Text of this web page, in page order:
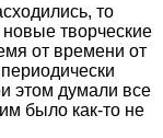
то
творческие
от времени от
этом думали все
было как-то не